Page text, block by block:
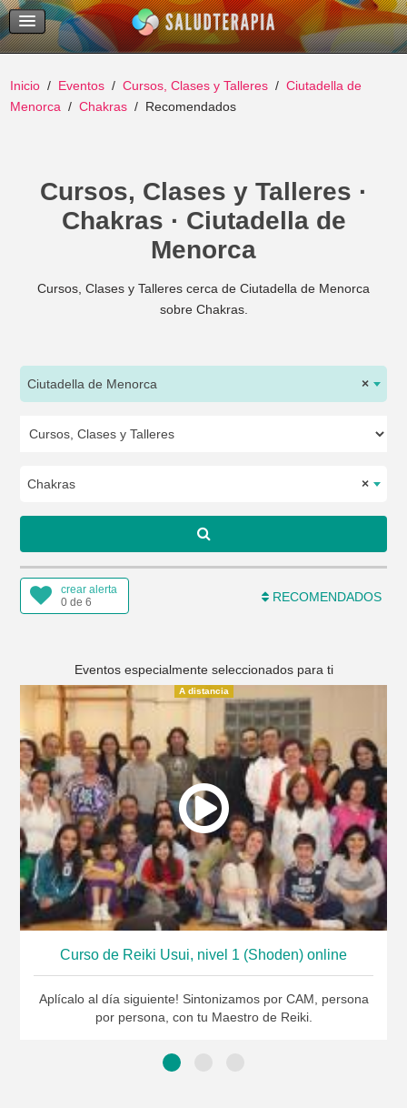
Temas Recientes
Buscar
Inicio Eventos Cursos, Clases y Talleres
Ciutadella de
Menorca
Chakras Recomendados
Cursos, Clases y Talleres ·
Chakras · Ciutadella de
Menorca
Cursos, Clases y Talleres cerca de Ciutadella de Menorca
sobre Chakras.
×
Ciutadella de Menorca
×
Chakras
crear alerta
0 de 6
RECOMENDADOS
Eventos especialmente seleccionados para ti
Curso de Reiki Usui, nivel 1 (Shoden) online
Aplícalo al día siguiente! Sintonizamos por CAM, persona
por persona, con tu Maestro de Reiki.
A distancia